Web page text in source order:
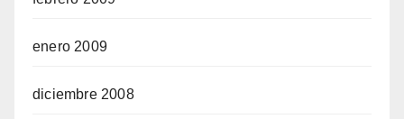
enero 2009
diciembre 2008